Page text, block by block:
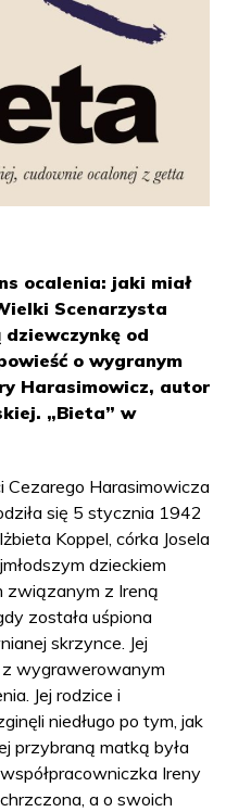
ocalenia: jaki miał
Scenarzysta
dziewczynkę od
o wygranym
Harasimowicz, autor
„Bieta” w
Harasimowicza
się 5 stycznia 1942
Koppel, córka Josela
dzieckiem
związanym z Ireną
została uśpiona
skrzynce. Jej
z wygrawerowanym
Jej rodzice i
niedługo po tym, jak
przybraną matką była
Ireny
a o swoich